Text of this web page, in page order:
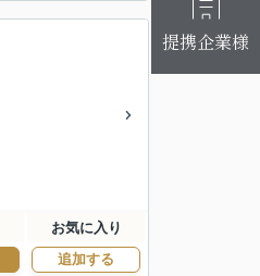
提携企業様
お気に入り
追加する